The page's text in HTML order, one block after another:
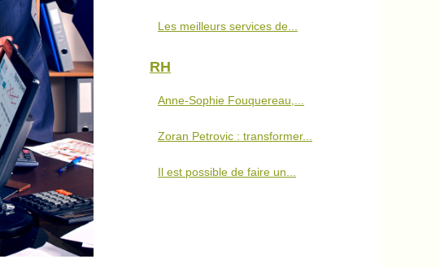
Les meilleurs services de...
RH
Anne-Sophie Fouquereau,...
Zoran Petrovic : transformer...
Il est possible de faire un...